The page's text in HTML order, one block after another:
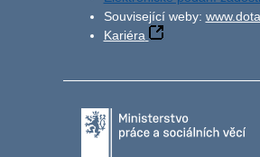
Související weby:
Kariéra